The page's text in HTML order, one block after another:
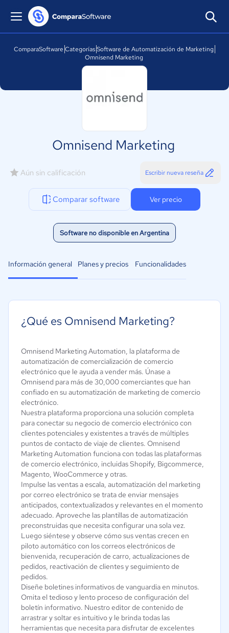
ComparaSoftware CategoríasSoftware de Automatización de Marketing
Omnisend Marketing
Omnisend Marketing
Aún sin calificación Escribir nueva reseña
Comparar software Ver precio
Software no disponible en Argentina
Información general Planes y precios Funcionalidades
¿Qué es Omnisend Marketing?
Omnisend Marketing Automation, la plataforma de
automatización de comercialización de comercio
electrónico que le ayuda a vender más. Únase a
Omnisend para más de 30,000 comerciantes que han
confiado en su automatización de marketing de comercio
electrónico.
Nuestra plataforma proporciona una solución completa
para conectar su negocio de comercio electrónico con
clientes potenciales y existentes a través de múltiples
puntos de contacto de viaje de clientes. Omnisend
Marketing Automation funciona con todas las plataformas
de comercio electrónico, incluidas Shopify, Bigcommerce,
Magento, WooCommerce y otras.
Impulse las ventas a escala, automatización del marketing
por correo electrónico se trata de enviar mensajes
anticipados, contextualizados y relevantes en el momento
adecuado. Aproveche las plantillas de automatización
preconstruidas que necesita configurar una sola vez.
Luego siéntese y observe cómo sus ventas crecen en
piloto automático con los correos electrónicos de
bienvenida, recuperación de carro, actualizaciones de
pedidos, reactivación de clientes y seguimiento de
pedidos.
Diseñe boletines informativos de vanguardia en minutos.
Omita el tedioso y lento proceso de configuración del
boletín informativo. Nuestro editor de contenido de
arrastrar y soltar es intuitivo y le brinda todas las
herramientas que necesita para disfrutar de excelentes